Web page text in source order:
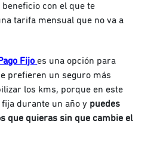
beneficio con el que te
tarifa mensual que no va a
Fijo es una opción para
prefieren un seguro más
los kms, porque en este
durante un año y puedes
que quieras sin que cambie el